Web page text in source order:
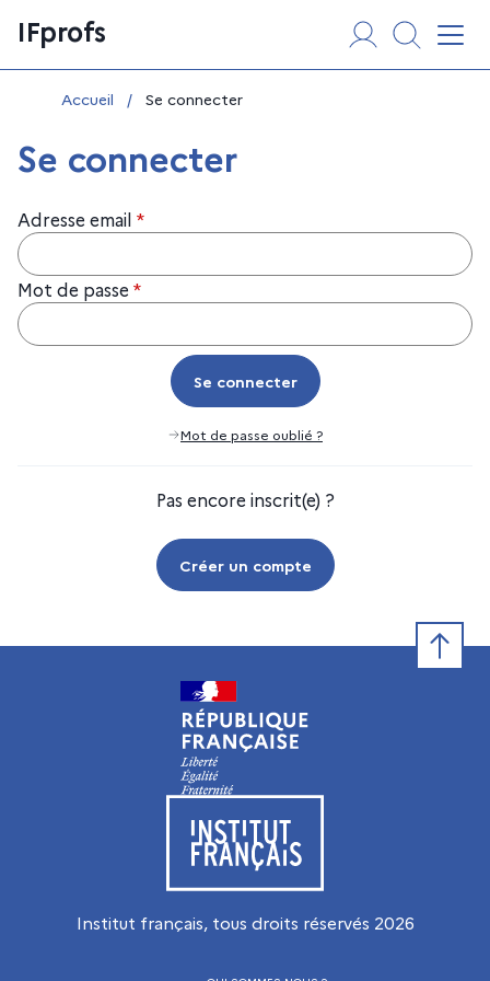
au
contenu
IFprofs
Vous êtes ici :
Accueil / Se connecter
Se connecter
Adresse email *
Mot de passe *
Se connecter
Se connecter
Mot de passe oublié ?
Pas encore inscrit(e) ?
Créer un compte
Visiter le site de l’Institut français
Institut français, tous droits réservés 2026